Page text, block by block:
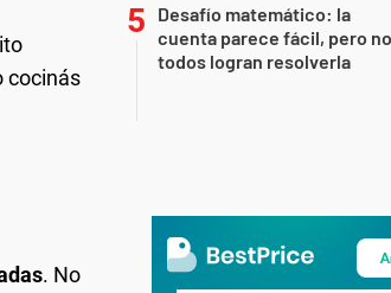
cocinás
. No
Desafío matemático: la
cuenta parece fácil, pero no
todos logran resolverla